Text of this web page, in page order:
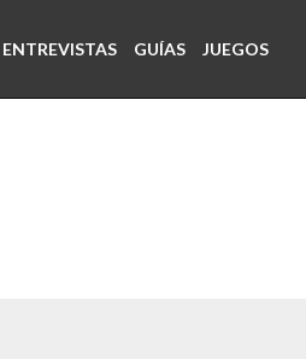
ENTREVISTAS GUÍAS JUEGOS